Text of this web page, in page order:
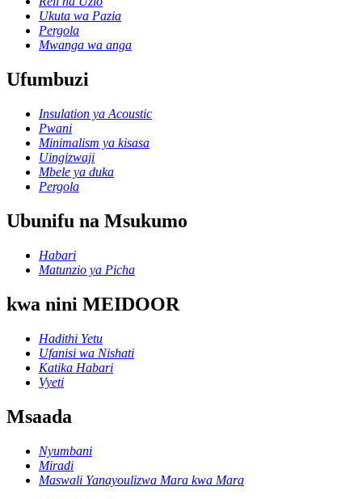
Ukuta wa Pazia
Pergola
Mwanga wa anga
Ufumbuzi
Insulation ya Acoustic
Pwani
Minimalism ya kisasa
Uingizwaji
Mbele ya duka
Pergola
Ubunifu na Msukumo
Habari
Matunzio ya Picha
kwa nini MEIDOOR
Hadithi Yetu
Ufanisi wa Nishati
Katika Habari
Vyeti
Msaada
Nyumbani
Miradi
Maswali Yanayoulizwa Mara kwa Mara